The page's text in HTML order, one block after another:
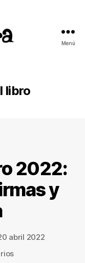
Menú
libro
2022:
y
abril 2022
en